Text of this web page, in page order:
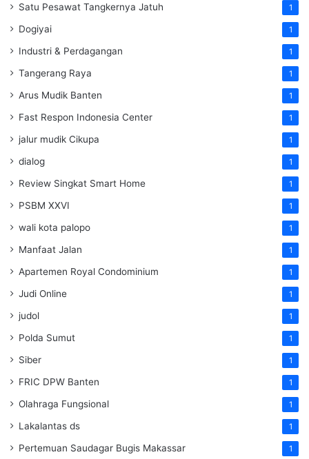
Satu Pesawat Tangkernya Jatuh 1
Dogiyai 1
Industri & Perdagangan 1
Tangerang Raya 1
Arus Mudik Banten 1
Fast Respon Indonesia Center 1
jalur mudik Cikupa 1
dialog 1
Review Singkat Smart Home 1
PSBM XXVI 1
wali kota palopo 1
Manfaat Jalan 1
Apartemen Royal Condominium 1
Judi Online 1
judol 1
Polda Sumut 1
Siber 1
FRIC DPW Banten 1
Olahraga Fungsional 1
Lakalantas ds 1
Pertemuan Saudagar Bugis Makassar 1